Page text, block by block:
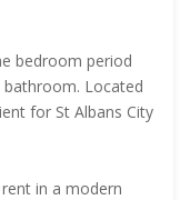
bedroom period
Located
for St Albans City
in a modern